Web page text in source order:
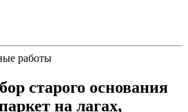
старого основания
на лагах,